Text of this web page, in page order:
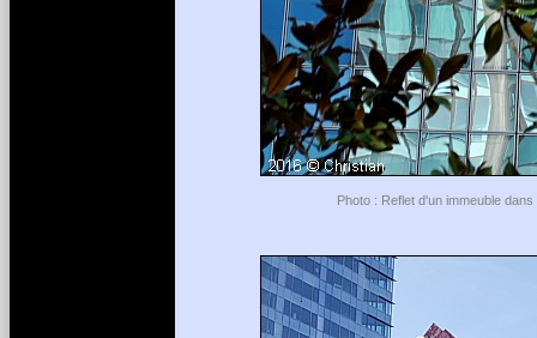
Photo : Reflet d'un immeuble